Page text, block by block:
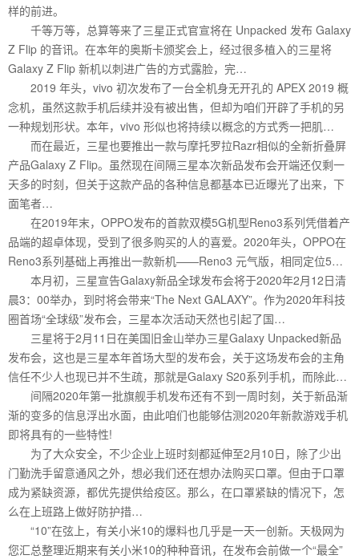
样的前进。
千等万等，总算等来了三星正式官宣将在 Unpacked 发布 Galaxy
Z Flip 的音讯。在本年的奥斯卡颁奖会上，经过很多植入的三星将
Galaxy Z Flip 新机以刺进广告的方式露脸，完…
2019 年头，vivo 初次发布了一台全机身无开孔的 APEX 2019 概
念机，虽然这款手机后续并没有被出售，但却为咱们开辟了手机的另
一种规划形状。本年，vivo 形似也将持续以概念的方式秀一把肌…
而在最近，三星也要推出一款与摩托罗拉Razr相似的全新折叠屏
产品Galaxy Z Flip。虽然现在间隔三星本次新品发布会开端还仅剩一
天多的时刻，但关于这款产品的各种信息都基本已近曝光了出来，下
面笔者…
在2019年末，OPPO发布的首款双模5G机型Reno3系列凭借着产
品端的超卓体现，受到了很多购买的人的喜爱。2020年头，OPPO在
Reno3系列基础上再推出一款新机——Reno3 元气版，相同定位5…
本月初，三星宣告Galaxy新品全球发布会将于2020年2月12日清
晨3：00举办，到时将会带来“The Next GALAXY”。作为2020年科技
圈首场“全球级”发布会，三星本次活动天然也引起了国…
三星将于2月11日在美国旧金山举办三星Galaxy Unpacked新品
发布会，这也是三星本年首场大型的发布会，关于这场发布会的主角
信任不少人也现已并不生疏，那就是Galaxy S20系列手机，而除此…
间隔2020年第一批旗舰手机发布还有不到一周时刻，关于新品渐
渐的变多的信息浮出水面，由此咱们也能够估测2020年新款游戏手机
即将具有的一些特性!
为了大众安全，不少企业上班时刻都延伸至2月10日，除了少出
门勤洗手留意通风之外，想必我们还在想办法购买口罩。但由于口罩
成为紧缺资源，都优先提供给疫区。那么，在口罩紧缺的情况下，怎
么在上班路上做好防护措…
“10”在弦上，有关小米10的爆料也几乎是一天一创新。天极网为
您汇总整理近期来有关小米10的种种音讯，在发布会前做一个“最全”